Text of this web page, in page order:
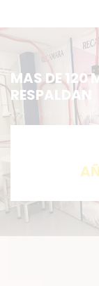
MAS DE 120
RESPALDAN